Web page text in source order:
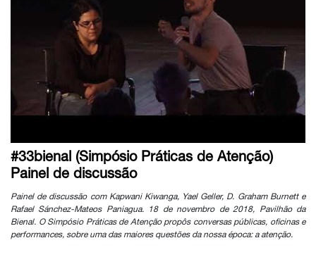
#33bienal (Simpósio Práticas de Atenção)
Painel de discussão
Painel de discussão com Kapwani Kiwanga, Yael Geller, D. Graham Burnett e
Rafael Sánchez-Mateos Paniagua. 18 de novembro de 2018, Pavilhão da
Bienal. O Simpósio Práticas de Atenção propôs conversas públicas, oficinas e
performances, sobre uma das maiores questões da nossa época: a atenção.